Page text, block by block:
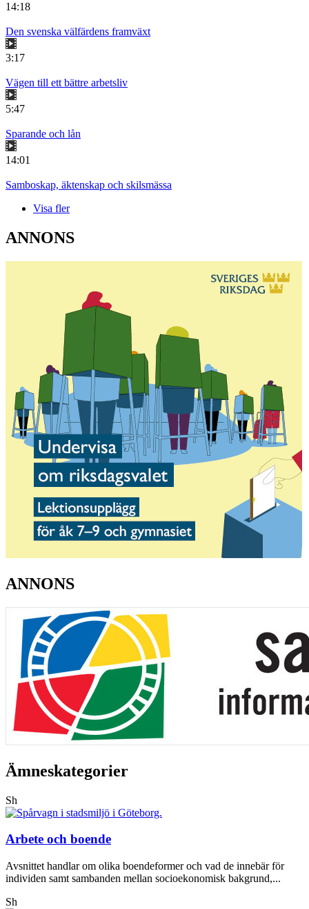
14:18
Den svenska välfärdens framväxt
3:17
Vägen till ett bättre arbetsliv
5:47
Sparande och lån
14:01
Samboskap, äktenskap och skilsmässa
Visa fler
ANNONS
ANNONS
Ämneskategorier
Sh
Arbete och boende
Avsnittet handlar om olika boendeformer och vad de innebär för
individen samt sambanden mellan socioekonomisk bakgrund,...
Sh